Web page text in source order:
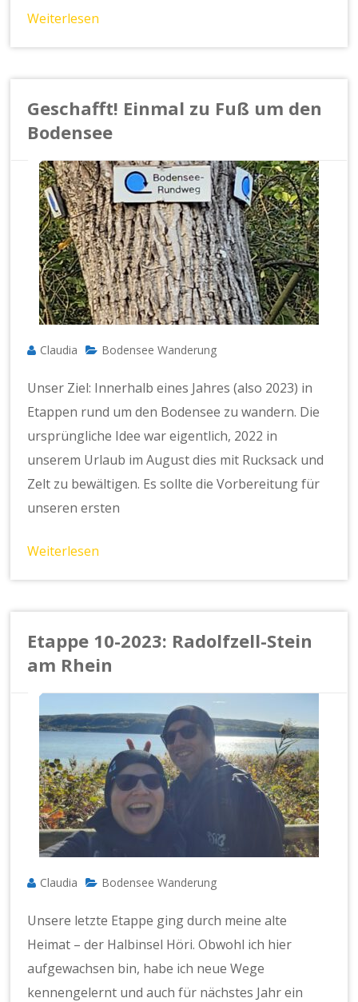
Weiterlesen
Geschafft! Einmal zu Fuß um den
Bodensee
Claudia Bodensee Wanderung
Unser Ziel: Innerhalb eines Jahres (also 2023) in
Etappen rund um den Bodensee zu wandern. Die
ursprüngliche Idee war eigentlich, 2022 in
unserem Urlaub im August dies mit Rucksack und
Zelt zu bewältigen. Es sollte die Vorbereitung für
unseren ersten
Weiterlesen
Etappe 10-2023: Radolfzell-Stein
am Rhein
Claudia Bodensee Wanderung
Unsere letzte Etappe ging durch meine alte
Heimat – der Halbinsel Höri. Obwohl ich hier
aufgewachsen bin, habe ich neue Wege
kennengelernt und auch für nächstes Jahr ein